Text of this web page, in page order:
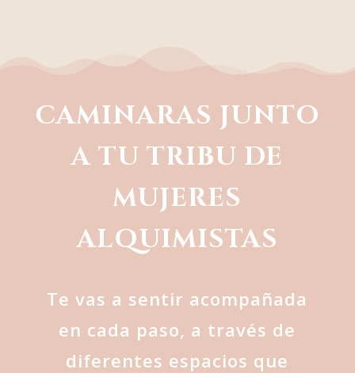
CAMINARAS JUNTO
A TU TRIBU DE
MUJERES
ALQUIMISTAS
Te vas a sentir acompañada
en cada paso, a través de
diferentes espacios que